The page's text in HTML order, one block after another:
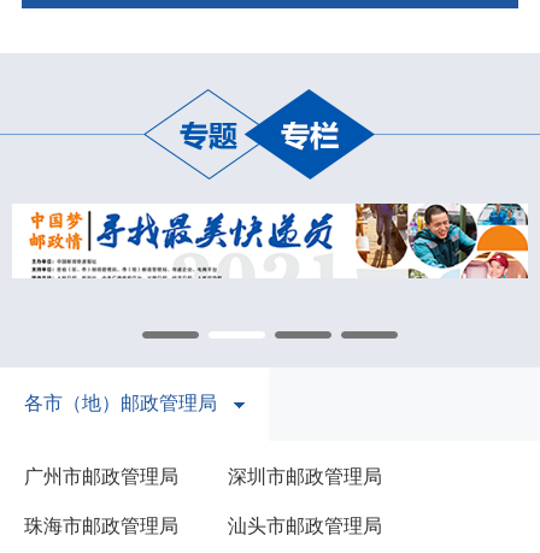
各市（地）邮政管理局
广州市邮政管理局 深圳市邮政管理局
珠海市邮政管理局 汕头市邮政管理局